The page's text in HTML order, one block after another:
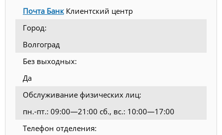
Почта БанкКлиентский центр
Город:
Волгоград
Без выходных:
Да
Обслуживание физических лиц:
пн.-пт.: 09:00—21:00 сб., вс.: 10:00—17:00
Телефон отделения: